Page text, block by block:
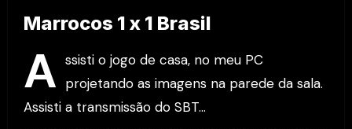
Marrocos 1 x 1 Brasil
A ssisti o jogo de casa, no meu PC
projetando as imagens na parede da sala.
Assisti a transmissão do SBT…